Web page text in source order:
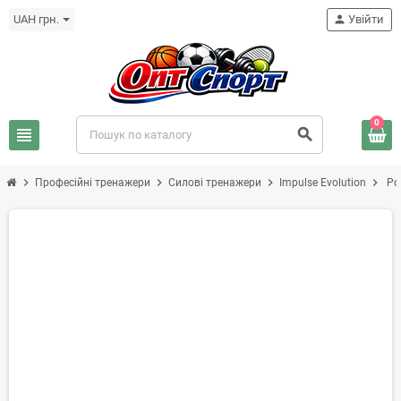
UAH грн.
view_headline search
person Увійти
0
chevron_right Професійні тренажери chevron_right Силові тренажери chevron_right Impulse Evolution chevron_right